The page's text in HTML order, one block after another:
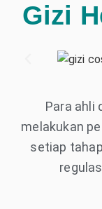
Gizi
Para ahli
melakukan
setiap